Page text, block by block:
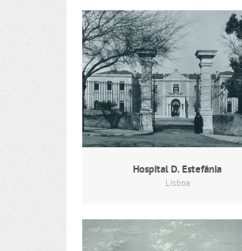
Hospital D. Estefânia
Lisboa